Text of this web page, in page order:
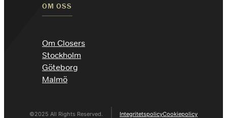
OM OSS
Om Closers
Stockholm
Göteborg
Malmö
©2025 All Rights Reserved. IntegritetspolicyCookiepolicy